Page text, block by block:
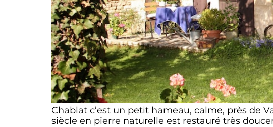
Chablat c’est un petit hameau, calme, près de
siècle en pierre naturelle est restauré très